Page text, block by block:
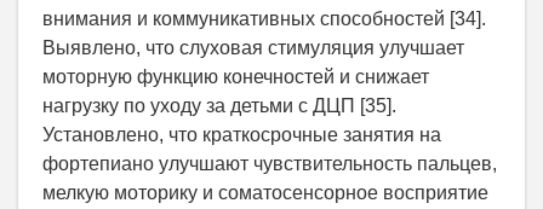
внимания и коммуникативных способностей [34].
Выявлено, что слуховая стимуляция улучшает
моторную функцию конечностей и снижает
нагрузку по уходу за детьми с ДЦП [35].
Установлено, что краткосрочные занятия на
фортепиано улучшают чувствительность пальцев,
мелкую моторику и соматосенсорное восприятие